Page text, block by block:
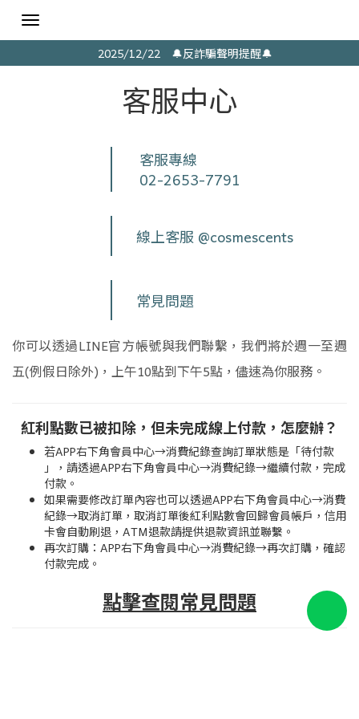
Toggle
navigation
2025/12/22 🔔反詐騙聲明提醒🔔
客服中心
客服專線
02-2653-7791
線上客服 @cosmescents
常見問題
你可以透過LINE官方帳號與我們聯繫，我們將於週一至週
五(例假日除外)，上午10點到下午5點，儘速為你服務。
紅利點數已被扣除，但未完成線上付款，怎麼辦？
若APP右下角會員中心→消費紀錄查詢訂單狀態是「待付款
」，請透過APP右下角會員中心→消費紀錄→繼續付款，完成
付款。
如果需要修改訂單內容也可以透過APP右下角會員中心→消費
紀錄→取消訂單，取消訂單後紅利點數會回歸會員帳戶，信用
卡會自動刷退，ATM退款請提供退款資訊並聯繫。
再次訂購：APP右下角會員中心→消費紀錄→再次訂購，確認
付款完成。
點擊查閱常見問題